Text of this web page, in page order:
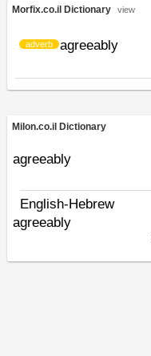
Morfix.co.il Dictionary view
agreeably
adverb
Milon.co.il Dictionary
agreeably
English-Hebrew
agreeably